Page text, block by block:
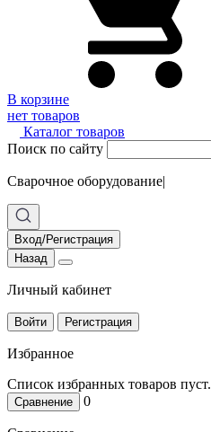
В корзине
нет товаров
Каталог товаров
Поиск по сайту
Сварочное оборудование|
Вход/Регистрация
Назад
Личный кабинет
Войти Регистрация
Избранное
Список избранных товаров пуст.
Сравнение 0